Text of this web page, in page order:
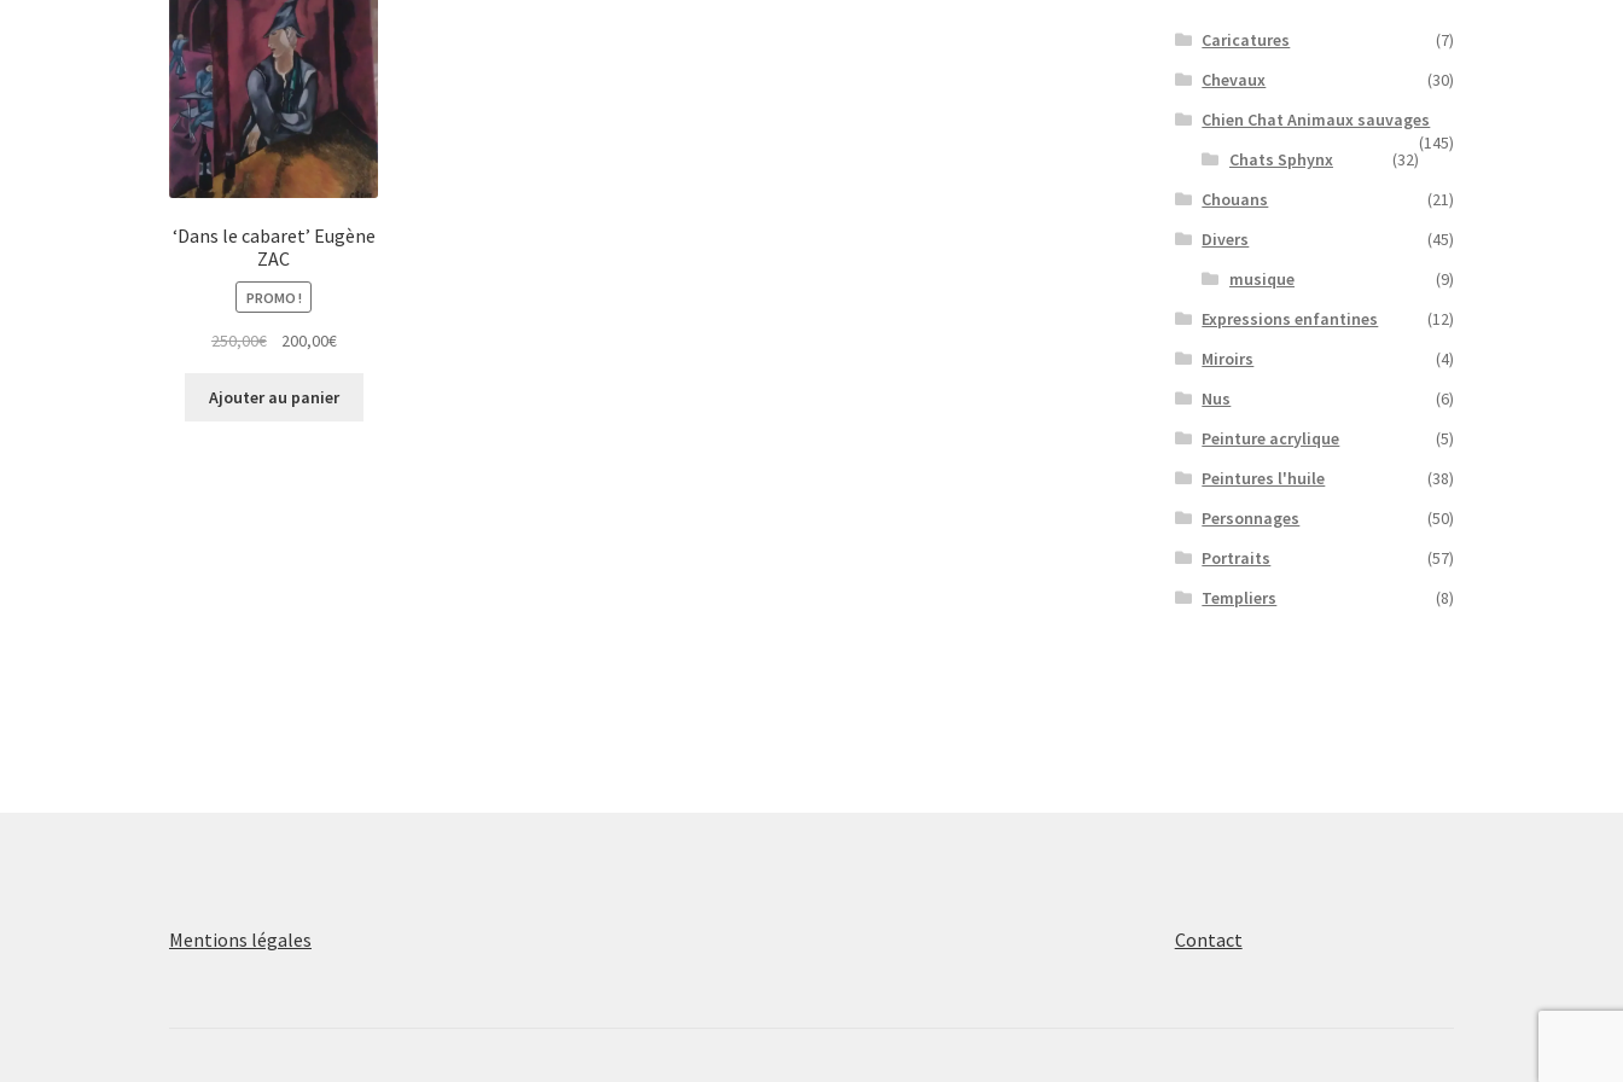
‘Dans le cabaret’ Eugène
ZAC
PROMO !
250,00€
Le
initial
200,00€Le
actuel
Ajouter au panier
Caricatures
(7)
Chevaux
(30)
Chien Chat Animaux sauvages
(145)
Chats Sphynx
(32)
Chouans
(21)
Divers
(45)
musique
(9)
Expressions enfantines
(12)
Miroirs
(4)
Nus
(6)
Peinture acrylique
(5)
Peintures l'huile
(38)
Personnages
(50)
Portraits
(57)
Templiers
(8)
Mentions légales Contact